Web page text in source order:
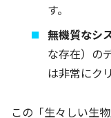
す。
無機質なシ
な存在）の
は非常にク
この「生々しい生